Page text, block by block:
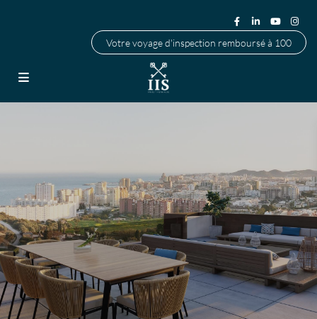
Votre voyage d'inspection remboursé à 100